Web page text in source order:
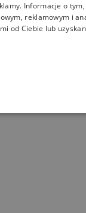
Informacje o
reklamowym i
od Ciebie lub